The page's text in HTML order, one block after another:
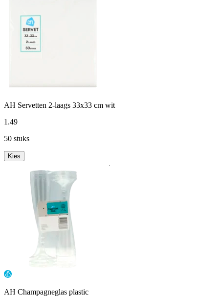
AH Servetten 2-laags 33x33 cm wit
1 .49
50 stuks
Kies
AH Champagneglas plastic